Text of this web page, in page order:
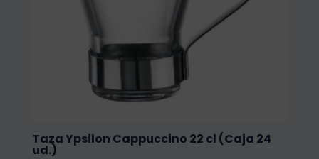
Taza Ypsilon Cappuccino 22 cl (Caja 24
ud.)